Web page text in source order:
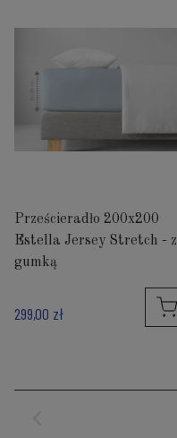
Prześcieradło 200x200
Estella Jersey Stretch - z
gumką
299,00 zł